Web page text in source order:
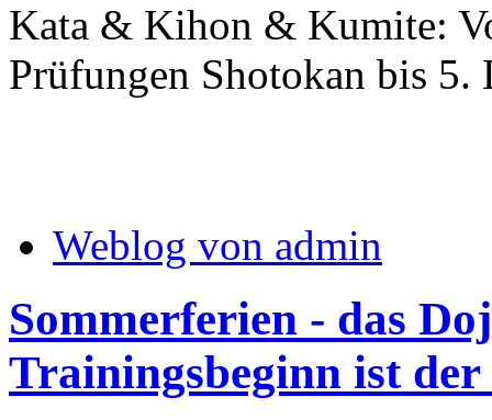
Kata & Kihon & Kumite:
Prüfungen Shotokan bis 5.
Weblog von admin
Sommerferien - das
Trainingsbeginn ist der